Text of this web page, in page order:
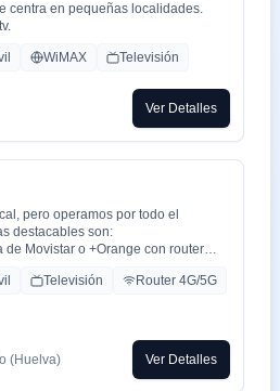
centra en pequeñas localidades.
WiMAX Televisión
Ver Detalles
pero operamos por todo el
destacables son:
de Movistar o +Orange con router
cobertura Orange, Yoigo y Movistar
con toda la plataformas de cine y
Amazon Prime, Apple TV, Disney+
con alarmas de la marca ADT
de Europa.
Televisión
Router 4G/5G
(Huelva) Ver Detalles